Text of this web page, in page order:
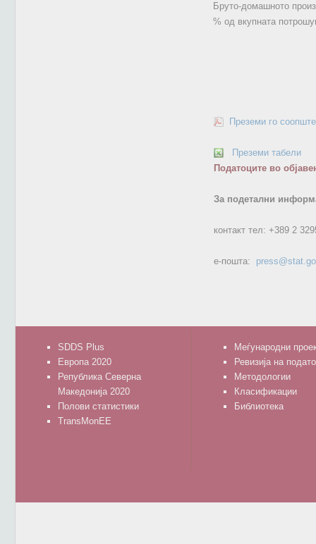
Бруто-домашното
% од вкупната
Преземи го
Преземи табели
Податоците во
За подетални
контакт тел: +389 2
е-пошта:
SDDS Plus
Европа 2020
Република Северна
Македонија 2020
Полови статистики
TransMonEE
Меѓународни
Ревизија на
Методологии
Класификации
Библиотека